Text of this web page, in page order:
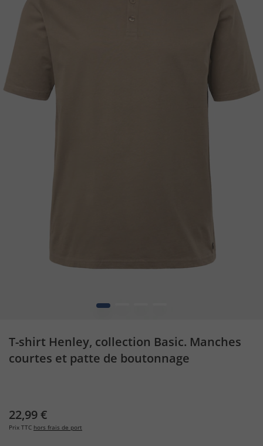
1
T-shirt Henley, collection Basic. Manches
courtes et patte de boutonnage
22,99 €
Prix TTC hors frais de port